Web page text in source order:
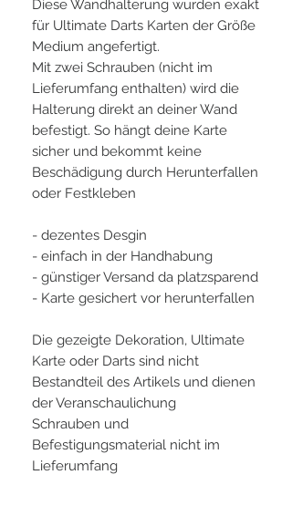
Diese Wandhalterung wurden exakt
für Ultimate Darts Karten der Größe
Medium angefertigt.
Mit zwei Schrauben (nicht im
Lieferumfang enthalten) wird die
Halterung direkt an deiner Wand
befestigt. So hängt deine Karte
sicher und bekommt keine
Beschädigung durch Herunterfallen
oder Festkleben
- dezentes Desgin
- einfach in der Handhabung
- günstiger Versand da platzsparend
- Karte gesichert vor herunterfallen
Die gezeigte Dekoration, Ultimate
Karte oder Darts sind nicht
Bestandteil des Artikels und dienen
der Veranschaulichung
Schrauben und
Befestigungsmaterial nicht im
Lieferumfang